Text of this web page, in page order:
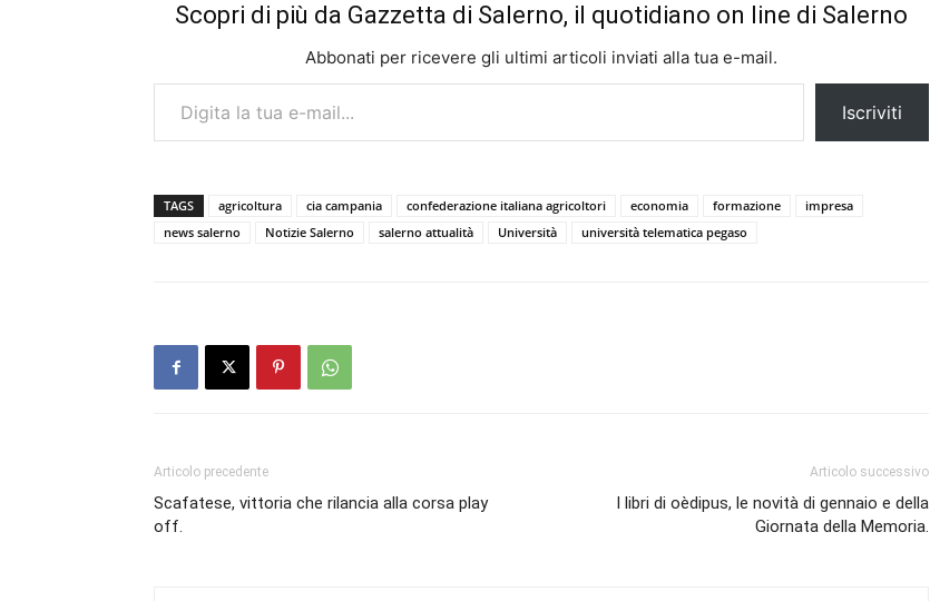
Scopri di più da Gazzetta di Salerno, il quotidiano on line di Salerno
Abbonati per ricevere gli ultimi articoli inviati alla tua e-mail.
Digita la tua e-mail...
Iscriviti
TAGS agricoltura cia campania confederazione italiana agricoltori economia formazione
impresa
news salerno
Notizie Salerno salerno attualità Università università telematica pegaso
Articolo precedente
Scafatese, vittoria che rilancia alla corsa play
off.
Articolo successivo
I libri di oèdipus, le novità di gennaio e della
Giornata della Memoria.